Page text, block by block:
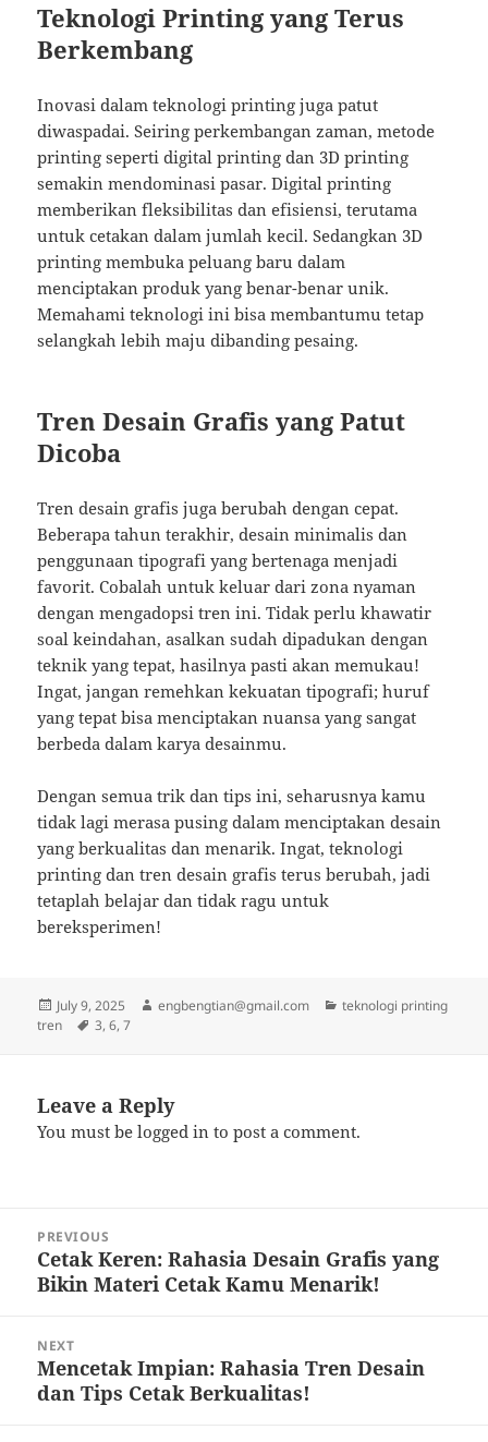
Teknologi Printing yang Terus
Berkembang
Inovasi dalam teknologi printing juga patut
diwaspadai. Seiring perkembangan zaman, metode
printing seperti digital printing dan 3D printing
semakin mendominasi pasar. Digital printing
memberikan fleksibilitas dan efisiensi, terutama
untuk cetakan dalam jumlah kecil. Sedangkan 3D
printing membuka peluang baru dalam
menciptakan produk yang benar-benar unik.
Memahami teknologi ini bisa membantumu tetap
selangkah lebih maju dibanding pesaing.
Tren Desain Grafis yang Patut
Dicoba
Tren desain grafis juga berubah dengan cepat.
Beberapa tahun terakhir, desain minimalis dan
penggunaan tipografi yang bertenaga menjadi
favorit. Cobalah untuk keluar dari zona nyaman
dengan mengadopsi tren ini. Tidak perlu khawatir
soal keindahan, asalkan sudah dipadukan dengan
teknik yang tepat, hasilnya pasti akan memukau!
Ingat, jangan remehkan kekuatan tipografi; huruf
yang tepat bisa menciptakan nuansa yang sangat
berbeda dalam karya desainmu.
Dengan semua trik dan tips ini, seharusnya kamu
tidak lagi merasa pusing dalam menciptakan desain
yang berkualitas dan menarik. Ingat, teknologi
printing dan tren desain grafis terus berubah, jadi
tetaplah belajar dan tidak ragu untuk
bereksperimen!
Posted
on
July 9, 2025 Author
engbengtian@gmail.com Categories
teknologi printing
tren
Tags
3,6,7
Leave a Reply
You must belogged in to post a comment.
navigation
PREVIOUS
Previous
post:
Cetak Keren: Rahasia Desain Grafis yang
Bikin Materi Cetak Kamu Menarik!
NEXT
Next
post:
Mencetak Impian: Rahasia Tren Desain
dan Tips Cetak Berkualitas!